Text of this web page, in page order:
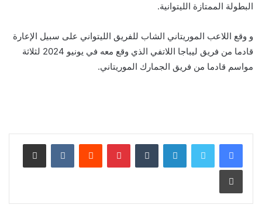
البطولة الممتازة الليتوانية.
و وقع اللاعب الموريتاني الشاب للفريق الليتواني على سبيل الإعارة
قادما من فريق ليباجا اللاتفي الذي وقع معه في يونيو 2024 لثلاثة
مواسم قادما من فريق الجمارك الموريتاني.
لينكدإن بينتيريست مشاركة عبر البريد
طباعة